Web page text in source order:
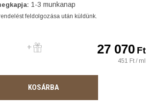
1-3 munkanap
feldolgozása után küldünk.
27 070Ft
451 Ft / ml
KOSÁRBA